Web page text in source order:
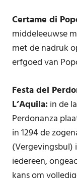
Certame di
middeleeuwse
met de nadruk
erfgoed van
Festa del
L’Aquila:in de
Perdonanza
in 1294 de
iedereen,